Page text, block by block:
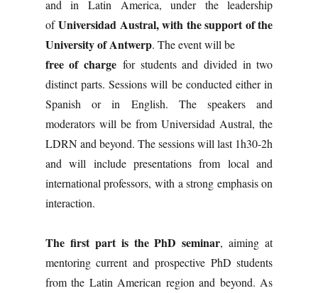
and in Latin America, under the leadership
ofUniversidad Austral, with the support of the
University of Antwerp. The event will be
free of charge for students and divided in two
distinct parts. Sessions will be conducted either in
Spanish or in English. The speakers and
moderators will be from Universidad Austral, the
LDRN and beyond. The sessions will last 1h30-2h
and will include presentations from local and
international professors, with a strong emphasis on
interaction.
The first part is the PhD seminar, aiming at
mentoring current and prospective PhD students
from the Latin American region and beyond. As